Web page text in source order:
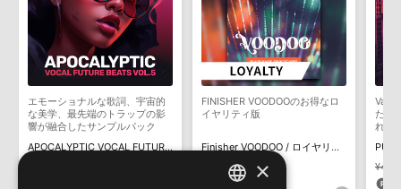
わせなどはテクニカルサポート
までご連絡ください。
デモソングは、製品収録サウンドを使ってできることを紹介するた
めのデモンストレーション用の楽曲です。原則として、デモソング
そのものをお使いいただくことはできません。また、デモソングを
構成する全てのサウンドが、サンプルパックに含まれていることを
保証するものではありません。
しかねます。
エモーショナルな歌詞、宇宙的
な美学、最先端のトラップの影
響が融合したサンプルパック
APOCALYPTIC VOCAL FUTURE BEATS VOL. 5
FINISHER VOODOOのお得なロ
イヤリティ版
Finisher VOODOO / ロイヤリティ
¥6,930
69pt
た最
れた
×